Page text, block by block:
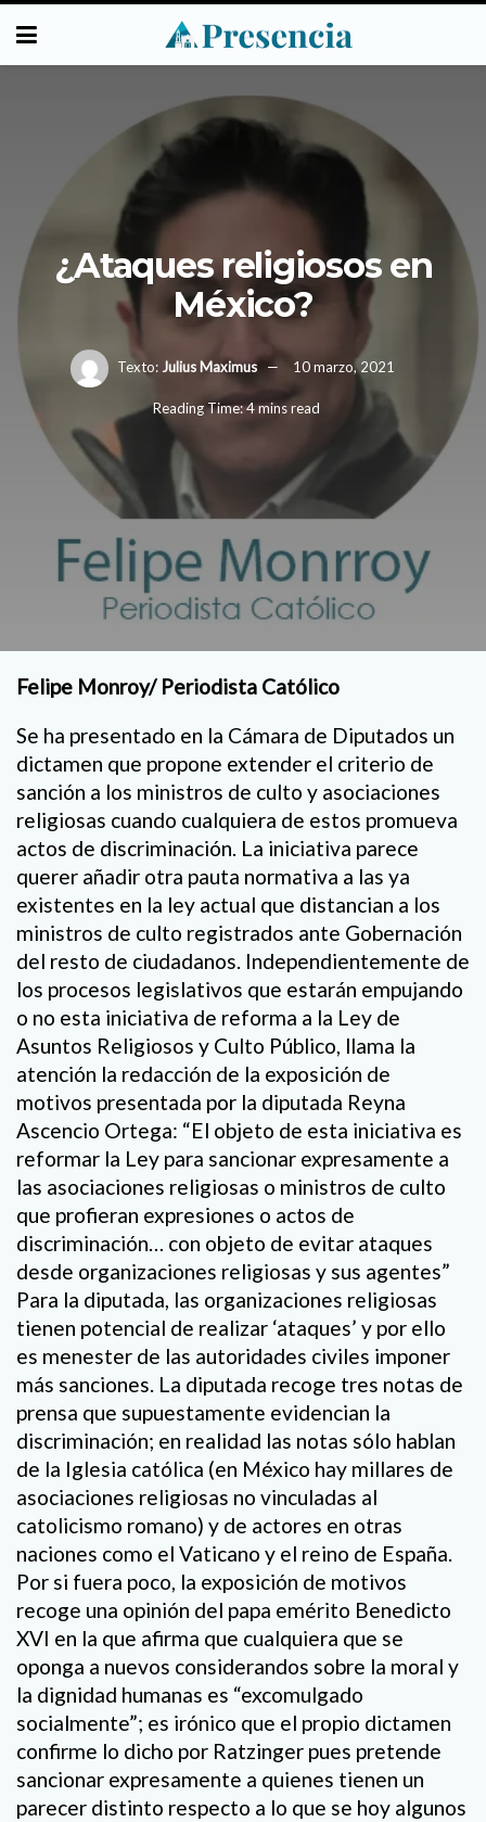
¿Ataques religiosos en
México?
Texto: Julius Maximus 10 marzo, 2021
Reading Time: 4 mins read
Felipe Monroy/ Periodista Católico
Se ha presentado en la Cámara de Diputados un
dictamen que propone extender el criterio de
sanción a los ministros de culto y asociaciones
religiosas cuando cualquiera de estos promueva
actos de discriminación. La iniciativa parece
querer añadir otra pauta normativa a las ya
existentes en la ley actual que distancian a los
ministros de culto registrados ante Gobernación
del resto de ciudadanos. Independientemente de
los procesos legislativos que estarán empujando
o no esta iniciativa de reforma a la Ley de
Asuntos Religiosos y Culto Público, llama la
atención la redacción de la exposición de
motivos presentada por la diputada Reyna
Ascencio Ortega: “El objeto de esta iniciativa es
reformar la Ley para sancionar expresamente a
las asociaciones religiosas o ministros de culto
que profieran expresiones o actos de
discriminación… con objeto de evitar ataques
desde organizaciones religiosas y sus agentes”
Para la diputada, las organizaciones religiosas
tienen potencial de realizar ‘ataques’ y por ello
es menester de las autoridades civiles imponer
más sanciones. La diputada recoge tres notas de
prensa que supuestamente evidencian la
discriminación; en realidad las notas sólo hablan
de la Iglesia católica (en México hay millares de
asociaciones religiosas no vinculadas al
catolicismo romano) y de actores en otras
naciones como el Vaticano y el reino de España.
Por si fuera poco, la exposición de motivos
recoge una opinión del papa emérito Benedicto
XVI en la que afirma que cualquiera que se
oponga a nuevos considerandos sobre la moral y
la dignidad humanas es “excomulgado
socialmente”; es irónico que el propio dictamen
confirme lo dicho por Ratzinger pues pretende
sancionar expresamente a quienes tienen un
parecer distinto respecto a lo que se hoy algunos